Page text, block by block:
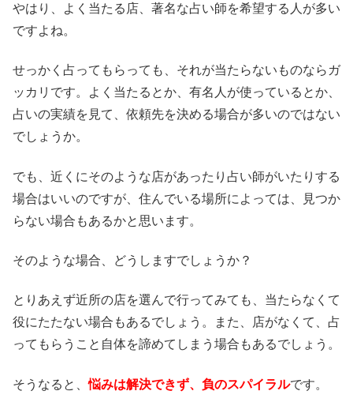
やはり、よく当たる店、著名な占い師を希望する人が多い
ですよね。
せっかく占ってもらっても、それが当たらないものならガ
ッカリです。よく当たるとか、有名人が使っているとか、
占いの実績を見て、依頼先を決める場合が多いのではない
でしょうか。
でも、近くにそのような店があったり占い師がいたりする
場合はいいのですが、住んでいる場所によっては、見つか
らない場合もあるかと思います。
そのような場合、どうしますでしょうか？
とりあえず近所の店を選んで行ってみても、当たらなくて
役にたたない場合もあるでしょう。また、店がなくて、占
ってもらうこと自体を諦めてしまう場合もあるでしょう。
そうなると、悩みは解決できず、負のスパイラルです。